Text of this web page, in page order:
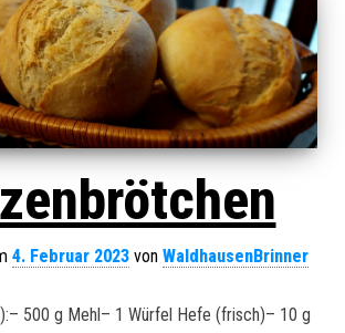
4. Februar 2023von WaldhausenBrinner
500 g Mehl– 1 Würfel Hefe (frisch)– 10 g